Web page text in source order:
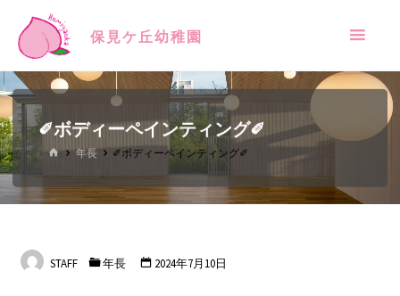
保見ケ丘幼稚園
✐ボディーペインティング✐
年長 ✐ボディーペインティング✐
STAFF 年長 2024年7月10日